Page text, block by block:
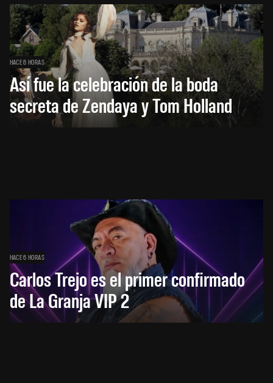
HACE 6 HORAS
Así fue la celebración de la boda
secreta de Zendaya y Tom Holland
HACE 6 HORAS
Carlos Trejo es el primer confirmado
de La Granja VIP 2